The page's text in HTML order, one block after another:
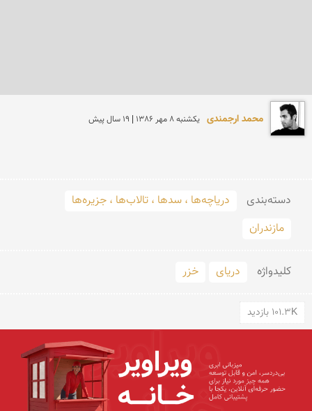
محمد ارجمندی يكشنبه 8 مهر 1386 | 19 سال پیش
دسته‌بندی
دریاچه‌ها ، سدها ، تالاب‌ها ، جزیره‌ها
مازندران
کلید‌واژه دریای خزر
101.3K بازدید